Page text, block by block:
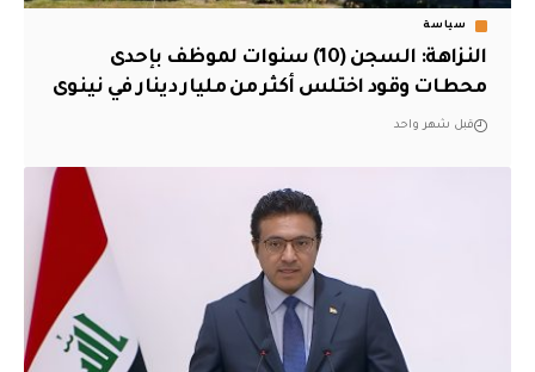
سياسة
النزاهة: السجن (10) سنوات لموظف بإحدى
محطات وقود اختلس أكثر من مليار دينار في نينوى
قبل شهر واحد